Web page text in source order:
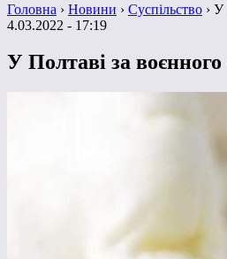
Головна › Новини › Суспільство › У
4.03.2022 - 17:19
У Полтаві за